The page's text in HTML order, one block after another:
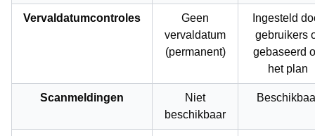
Vervaldatumcontroles
Geen
vervaldatum
(permanent)
Ingesteld
gebruikers
gebaseerd
het plan
Scanmeldingen
Niet
beschikbaar